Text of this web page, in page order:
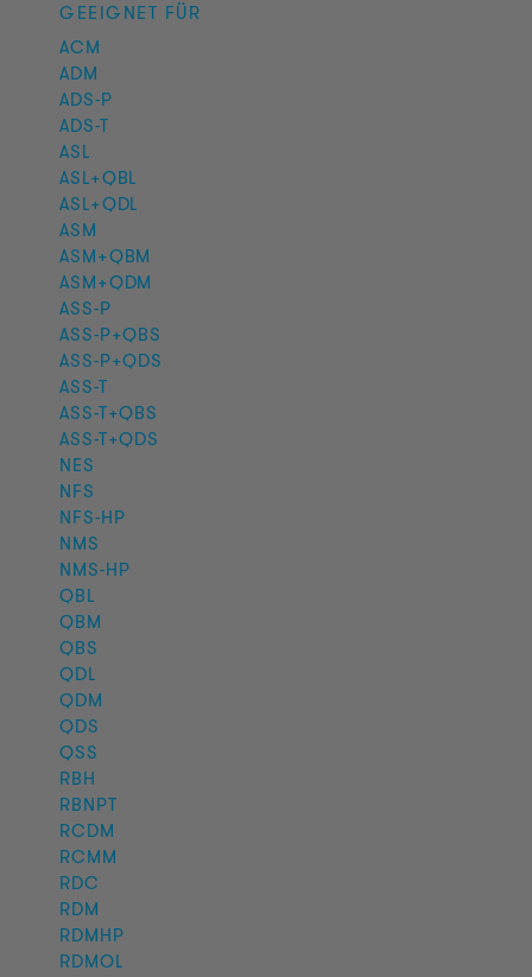
GEEIGNET FÜR
ACM
ADM
ADS-P
ADS-T
ASL
ASL+QBL
ASL+QDL
ASM
ASM+QBM
ASM+QDM
ASS-P
ASS-P+QBS
ASS-P+QDS
ASS-T
ASS-T+QBS
ASS-T+QDS
NES
NFS
NFS-HP
NMS
NMS-HP
QBL
QBM
QBS
QDL
QDM
QDS
QSS
RBH
RBNPT
RCDM
RCMM
RDC
RDM
RDMHP
RDMOL